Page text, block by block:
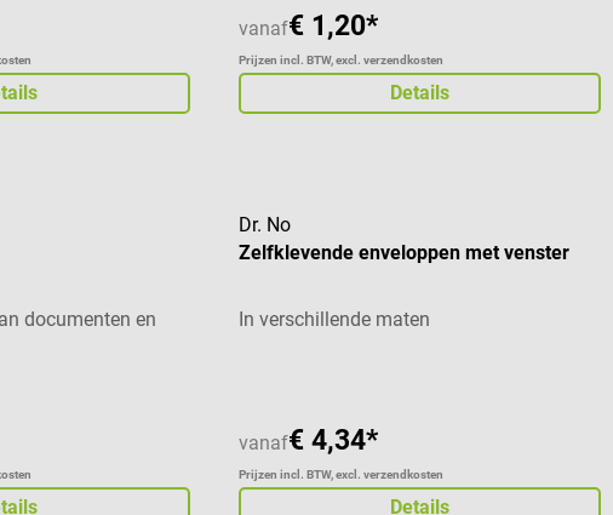
vanaf€ 1,20*
Prijzen incl. BTW, excl. verzendkosten
Details
documenten en
Dr. No
Zelfklevende enveloppen met venster
In verschillende maten
vanaf€ 4,34*
Prijzen incl. BTW, excl. verzendkosten
Details